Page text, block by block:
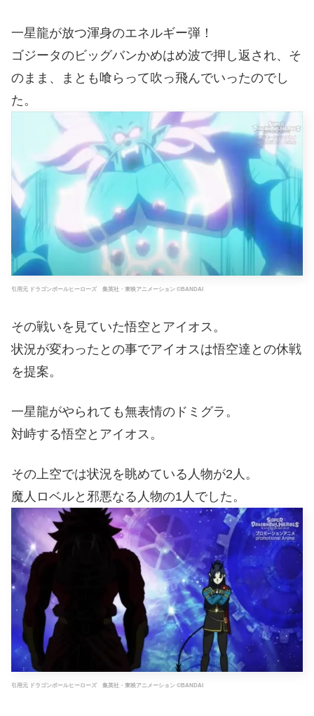
一星龍が放つ渾身のエネルギー弾！
ゴジータのビッグバンかめはめ波で押し返され、そ
のまま、まとも喰らって吹っ飛んでいったのでし
た。
引用元 ドラゴンボールヒーローズ 集英社・東映アニメーション ©BANDAI
その戦いを見ていた悟空とアイオス。
状況が変わったとの事でアイオスは悟空達との休戦
を提案。
一星龍がやられても無表情のドミグラ。
対峙する悟空とアイオス。
その上空では状況を眺めている人物が2人。
魔人ロベルと邪悪なる人物の1人でした。
引用元 ドラゴンボールヒーローズ 集英社・東映アニメーション ©BANDAI